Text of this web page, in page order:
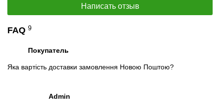
Написать отзыв
FAQ 9
Покупатель
Яка вартість доставки замовлення Новою Поштою?
Admin